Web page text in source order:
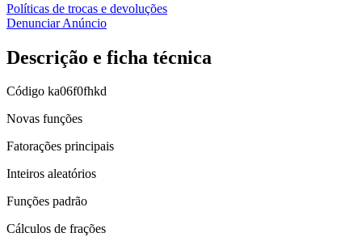
Políticas de trocas e devoluções
Denunciar Anúncio
Descrição e ficha técnica
Código ka06f0fhkd
Novas funções
Fatorações principais
Inteiros aleatórios
Funções padrão
Cálculos de frações